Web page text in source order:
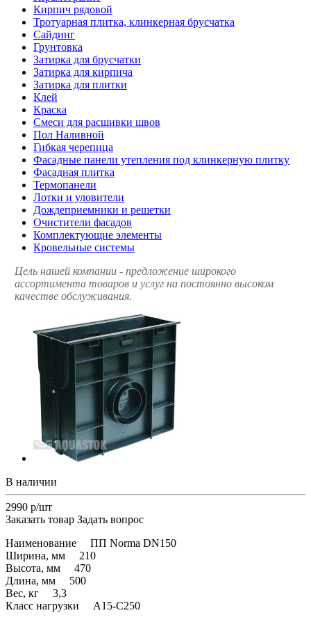
Кирпич рядовой
Тротуарная плитка, клинкерная брусчатка
Сайдинг
Грунтовка
Затирка для брусчатки
Затирка для кирпича
Затирка для плитки
Клей
Краска
Смеси для расшивки швов
Пол Наливной
Гибкая черепица
Фасадные панели утепления под клинкерную плитку
Фасадная плитка
Термопанели
Лотки и уловители
Дождеприемники и решетки
Очистители фасадов
Комплектующие элементы
Кровельные системы
Цель нашей компании - предложение широкого
ассортимента товаров и услуг на постоянно высоком
качестве обслуживания.
В наличии
2990 р/шт
Заказать товар Задать вопрос
Наименование ПП Norma DN150
Ширина, мм 210
Высота, мм 470
Длина, мм 500
Вес, кг 3,3
Класс нагрузки A15-С250